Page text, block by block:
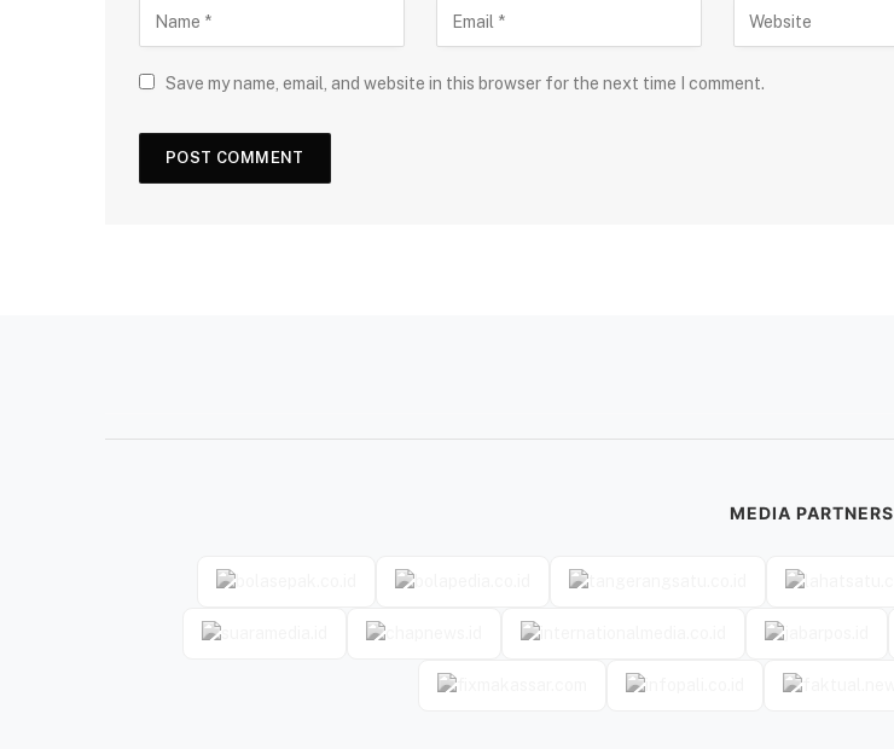
Save my name, email, and website in this browser for the next time I comment.
MEDIA PARTNERS